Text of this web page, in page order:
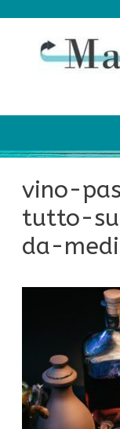
contenuto
vino-
tutto-
da-